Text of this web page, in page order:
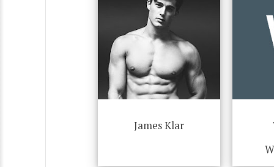
James Klar